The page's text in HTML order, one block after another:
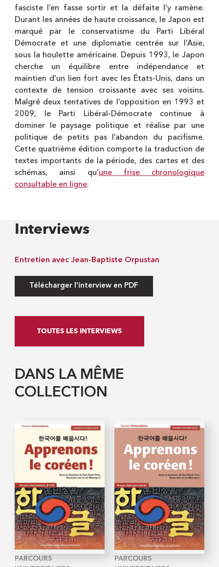
fasciste l’en fasse sortir et la défaite l’y ramène.
Durant les années de haute croissance, le Japon est
marqué par le conservatisme du Parti Libéral
Démocrate et une diplomatie centrée sur l’Asie,
sous la houlette américaine. Depuis 1993, le Japon
cherche un équilibre entre indépendance et
maintien d’un lien fort avec les États-Unis, dans un
contexte de tension croissante avec ses voisins.
Malgré deux tentatives de l’opposition en 1993 et
2009, le Parti Libéral-Démocrate continue à
dominer le paysage politique et réalise par une
politique de petits pas l’abandon du pacifisme.
Cette quatrième édition comporte la traduction de
textes importants de la période, des cartes et des
schémas, ainsi qu’une frise chronologique
consultable en ligne.
Interviews
Entretien avec Jean-Baptiste Orpustan
Télécharger l'interview en PDF
TOUTES LES INTERVIEWS
DANS LA MÊME
COLLECTION
PARCOURS
PARCOURS